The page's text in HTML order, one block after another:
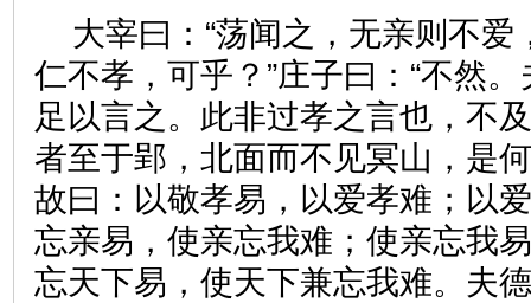
大宰曰：“荡闻之，无亲则不
仁不孝，可乎？”庄子曰：“不然
足以言之。此非过孝之言也，不
者至于郢，北面而不见冥山，是
故曰：以敬孝易，以爱孝难；以
忘亲易，使亲忘我难；使亲忘我
忘天下易，使天下兼忘我难。夫